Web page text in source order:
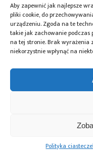
Aby zapewnić jak najlepsze
pliki cookie, do
urządzeniu. Zgoda na te
takie jak zachowanie
na tej stronie. Brak wyrażenia
niekorzystnie wpłynąć na
Polityka
patrona medialnego
i seminariów.
Tagi:coboty,Lexium